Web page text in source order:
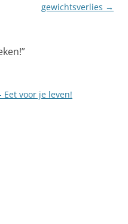
gewichtsverlies →
”
Eet voor je leven!